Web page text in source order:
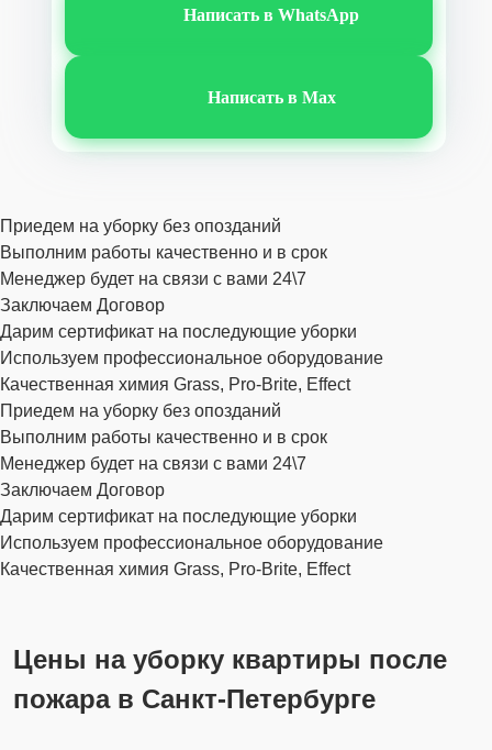
Написать в WhatsApp
Написать в Max
Приедем на уборку без опозданий
Выполним работы качественно и в срок
Менеджер будет на связи с вами 24\7
Заключаем Договор
Дарим сертификат на последующие уборки
Используем профессиональное оборудование
Качественная химия Grass, Pro-Brite, Effect
Приедем на уборку без опозданий
Выполним работы качественно и в срок
Менеджер будет на связи с вами 24\7
Заключаем Договор
Дарим сертификат на последующие уборки
Используем профессиональное оборудование
Качественная химия Grass, Pro-Brite, Effect
Цены на уборку квартиры после
пожара в Санкт-Петербурге